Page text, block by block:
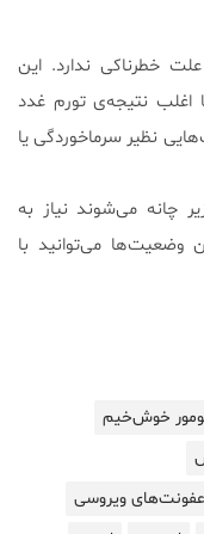
خطرناکی ندارد. این
اغلب نتیجه‌ی تورم غدد
نظیر سرماخوردگی یا
چانه می‌شوند نیاز به
وضعیت‌ها می‌توانید با
خوش‌خیم
عفونت‌های ویروسی